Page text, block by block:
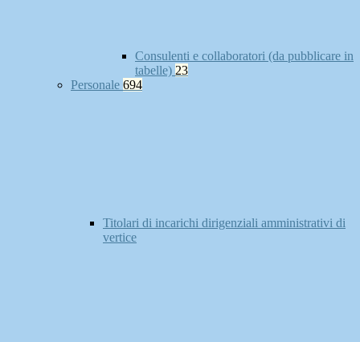
Consulenti e collaboratori (da pubblicare in
tabelle) 23
Personale 694
Titolari di incarichi dirigenziali amministrativi di
vertice